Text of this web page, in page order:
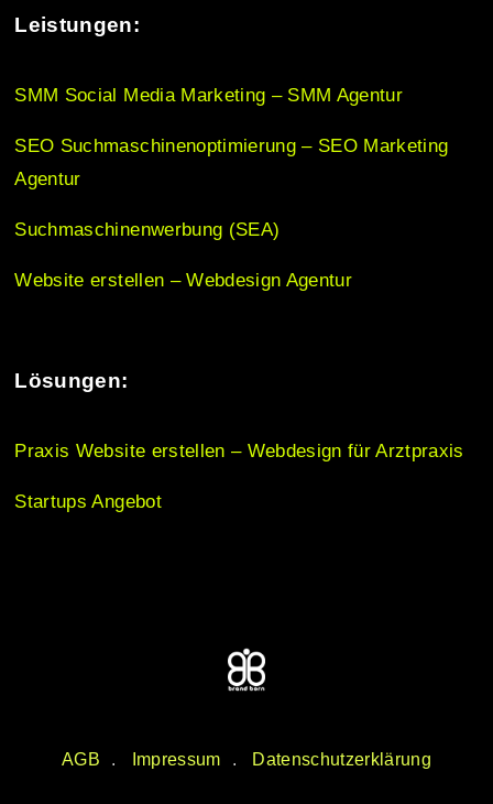
a
t
i
o
Leistungen:
SMM Social Media Marketing – SMM Agentur
SEO Suchmaschinenoptimierung – SEO Marketing
Agentur
Suchmaschinenwerbung (SEA)
Website erstellen – Webdesign Agentur
Lösungen:
Praxis Website erstellen – Webdesign für Arztpraxis
Startups Angebot
AGB Impressum Datenschutzerklärung